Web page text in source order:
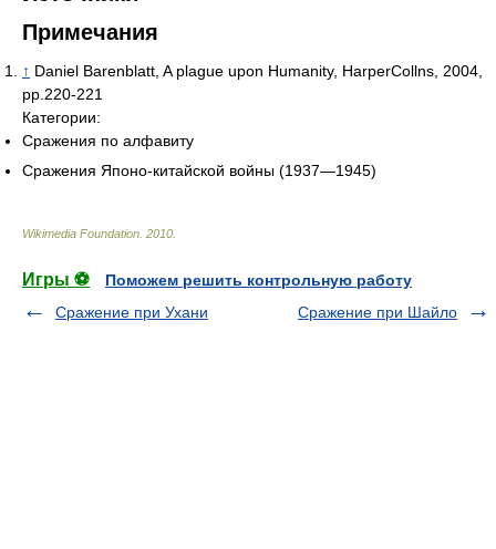
Примечания
↑ Daniel Barenblatt, A plague upon Humanity, HarperCollns, 2004,
pp.220-221
Категории:
Сражения по алфавиту
Сражения Японо-китайской войны (1937—1945)
Wikimedia Foundation 2010
Игры ⚽
Поможем решить контрольную работу
Сражение при Ухани
Сражение при Шайло